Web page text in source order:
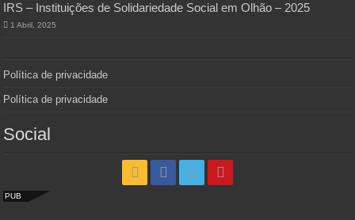
IRS – Instituições de Solidariedade Social em Olhão – 2025
1 Abril, 2025
Política de privacidade
Política de privacidade
Social
PUB